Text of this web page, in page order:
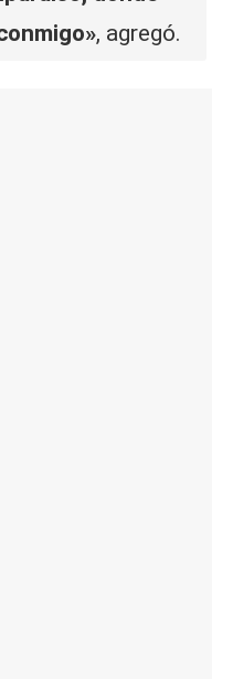
, agregó.